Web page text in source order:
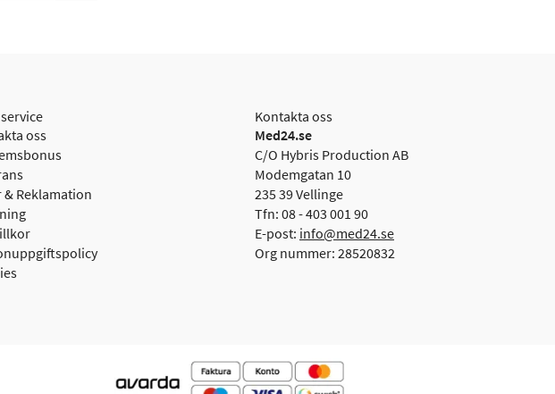
oss
& Reklamation
Kontakta oss
Med24.se
C/O Hybris Production AB
Modemgatan 10
235 39 Vellinge
Tfn: 08 - 403 001 90
E-post: info@med24.se
Org nummer: 28520832